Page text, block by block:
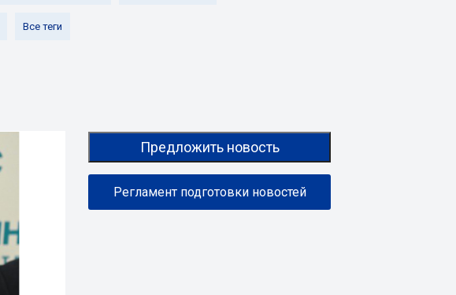
Все теги
Предложить новость
Регламент подготовки новостей